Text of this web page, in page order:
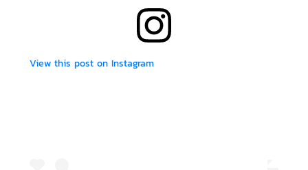
View this post on Instagram